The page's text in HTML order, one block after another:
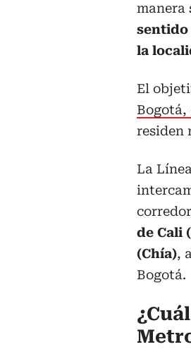
manera
sentido
la
El
Bogotá,
residen
La
de Cali
(Chía),
Bogotá.